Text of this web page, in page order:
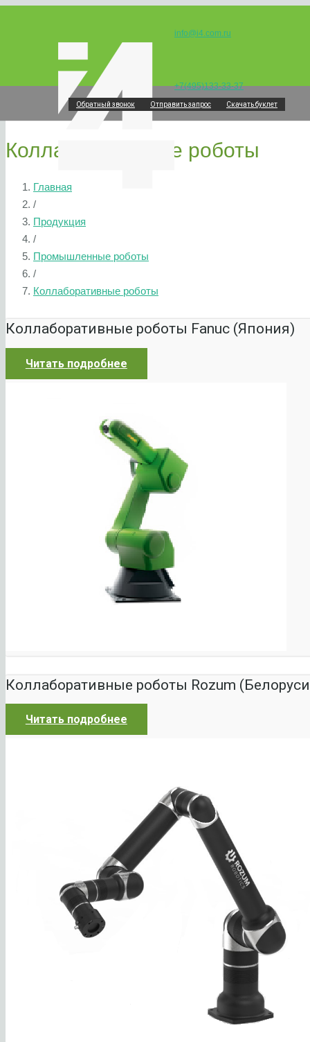
info@i4.com.ru
+7(495)133-33-37
Обратный звонок Отправить запрос Скачать буклет
Коллаборативные роботы
Главная
/
Продукция
/
Промышленные роботы
/
Коллаборативные роботы
Коллаборативные роботы Fanuc (Япония)
Читать подробнее
Коллаборативные роботы Rozum
Читать подробнее